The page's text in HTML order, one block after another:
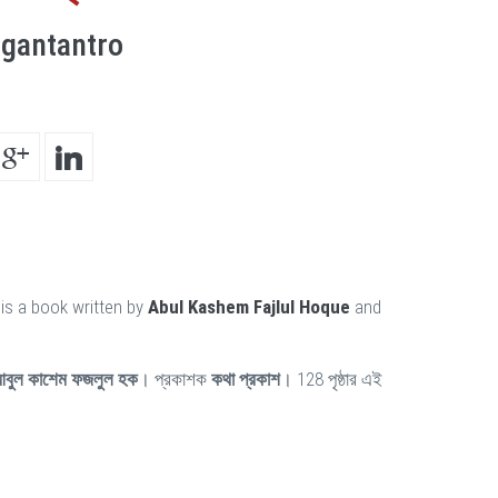
a book written by Abul Kashem Fajlul Hoque and
কাশেম ফজলুল হক। প্রকাশক কথা প্রকাশ। 128 পৃষ্ঠার এই